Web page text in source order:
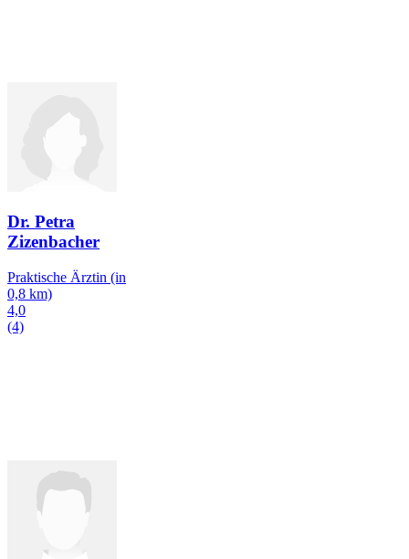
Dr. Petra
Zizenbacher
Praktische Ärztin (in
0,8 km)
4,0
(4)